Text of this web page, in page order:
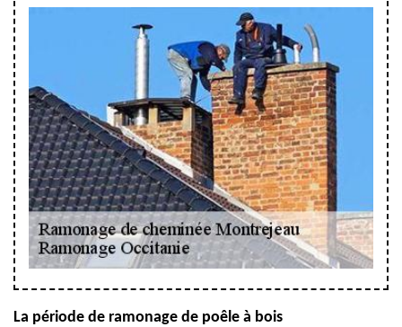
La période de ramonage de poêle à bois